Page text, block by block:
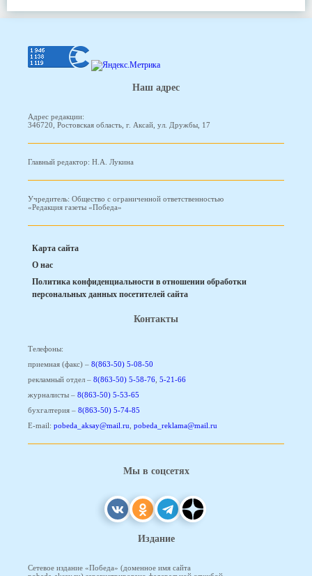
Наш адрес
Адрес редакции:
346720, Ростовская область, г. Аксай, ул. Дружбы, 17
Главный редактор: Н.А. Лукина
Учредитель: Общество с ограниченной ответственностью
«Редакция газеты «Победа»
Карта сайта
О нас
Политика конфиденциальности в отношении обработки
персональных данных посетителей сайта
Контакты
Телефоны:
приемная (факс) – 8(863-50) 5-08-50
рекламный отдел – 8(863-50) 5-58-76 5-21-66
журналисты – 8(863-50) 5-53-65
бухгалтерия – 8(863-50) 5-74-85
E-mail: pobeda_aksay@mail.ru pobeda_reklama@mail.ru
Мы в соцсетях
Издание
Сетевое издание «Победа» (доменное имя сайта